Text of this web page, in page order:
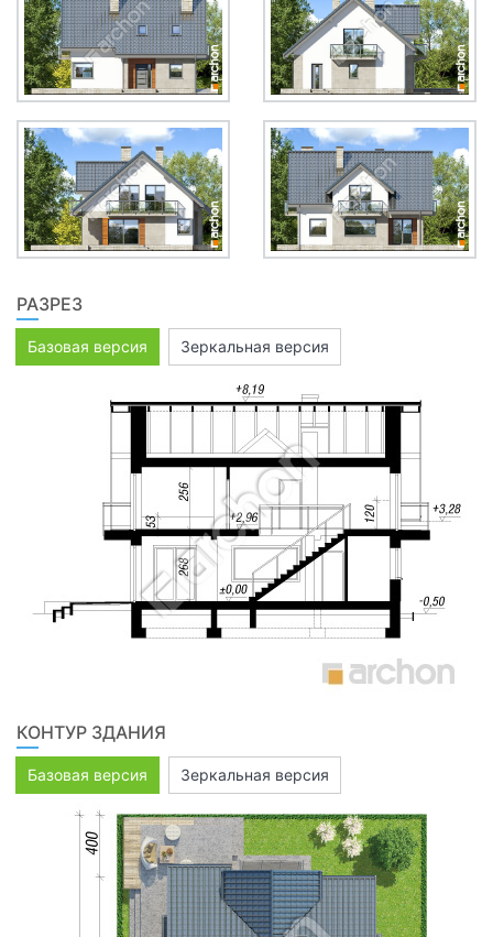
РАЗРЕЗ
Базовая версия Зеркальная версия
КОНТУР ЗДАНИЯ
Базовая версия Зеркальная версия